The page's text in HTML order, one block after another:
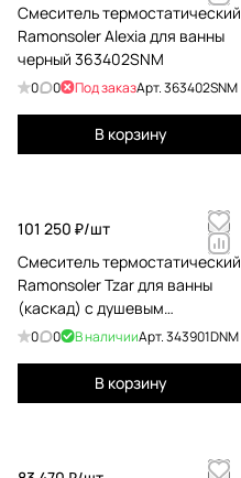
Смеситель термостатический
Ramonsoler Alexia для ванны
черный 363402SNM
0 0 Под заказАрт.363402SNM
В корзину
101 250 ₽/шт
Смеситель термостатический
Ramonsoler Tzar для ванны
(каскад) с душевым
комплектом чёрный
0 0 В наличииАрт.343901DNM
В корзину